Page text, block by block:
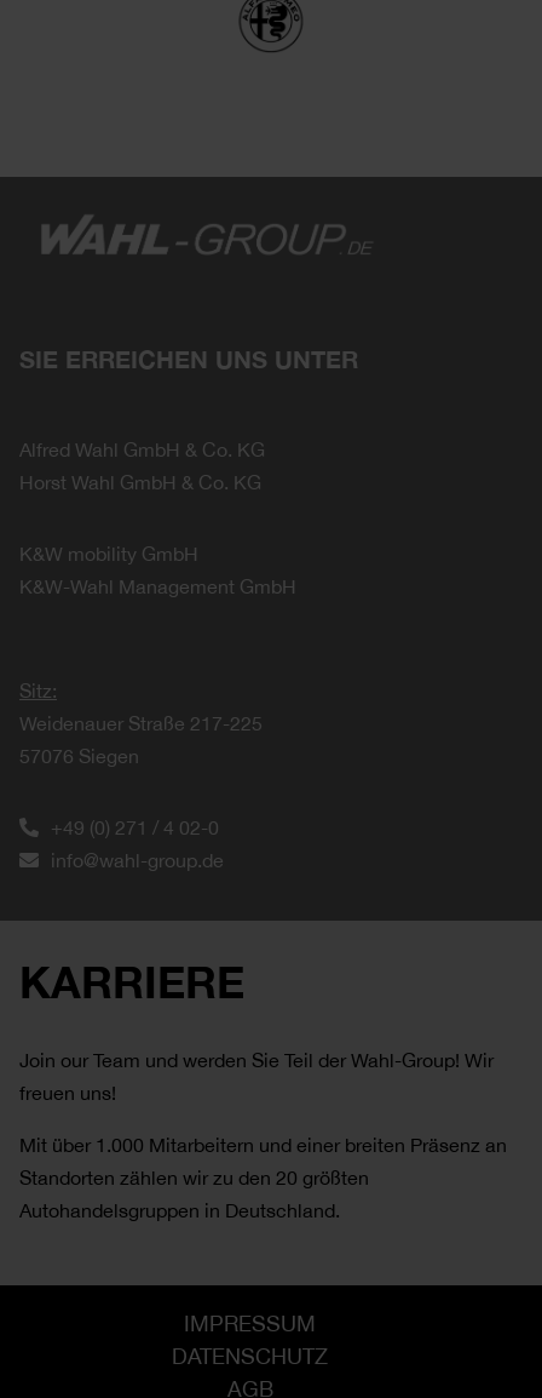
SIE ERREICHEN UNS UNTER
Alfred Wahl GmbH & Co. KG
Horst Wahl GmbH & Co. KG
K&W mobility GmbH
K&W-Wahl Management GmbH
Sitz:
Weidenauer Straße 217-225
57076 Siegen
+49 (0) 271 / 4 02-0
info@wahl-group.de
KARRIERE
Join our Team und werden Sie Teil der Wahl-Group! Wir
freuen uns!
Mit über 1.000 Mitarbeitern und einer breiten Präsenz an
Standorten zählen wir zu den 20 größten
Autohandelsgruppen in Deutschland.
IMPRESSUM
DATENSCHUTZ
AGB